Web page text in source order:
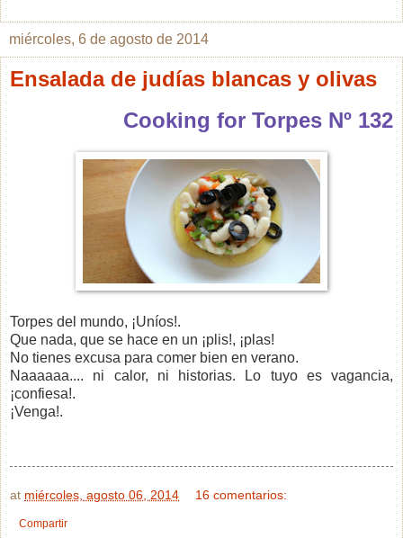
miércoles, 6 de agosto de 2014
Ensalada de judías blancas y olivas
Cooking for Torpes Nº 132
Torpes del mundo, ¡Uníos!.
Que nada, que se hace en un ¡plis!, ¡plas!
No tienes excusa para comer bien en verano.
Naaaaaa.... ni calor, ni historias. Lo tuyo es vagancia,
¡confiesa!.
¡Venga!.
at miércoles, agosto 06, 2014 16 comentarios:
Compartir